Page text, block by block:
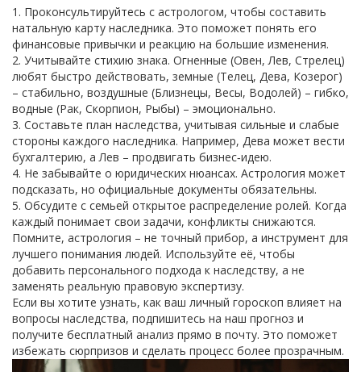
1. Проконсультируйтесь с астрологом, чтобы составить
натальную карту наследника. Это поможет понять его
финансовые привычки и реакцию на большие изменения.
2. Учитывайте стихию знака. Огненные (Овен, Лев, Стрелец)
любят быстро действовать, земные (Телец, Дева, Козерог)
– стабильно, воздушные (Близнецы, Весы, Водолей) – гибко,
водные (Рак, Скорпион, Рыбы) – эмоционально.
3. Составьте план наследства, учитывая сильные и слабые
стороны каждого наследника. Например, Дева может вести
бухгалтерию, а Лев – продвигать бизнес‑идею.
4. Не забывайте о юридических нюансах. Астрология может
подсказать, но официальные документы обязательны.
5. Обсудите с семьей открытое распределение ролей. Когда
каждый понимает свои задачи, конфликты снижаются.
Помните, астрология – не точный прибор, а инструмент для
лучшего понимания людей. Используйте её, чтобы
добавить персонального подхода к наследству, а не
заменять реальную правовую экспертизу.
Если вы хотите узнать, как ваш личный гороскоп влияет на
вопросы наследства, подпишитесь на наш прогноз и
получите бесплатный анализ прямо в почту. Это поможет
избежать сюрпризов и сделать процесс более прозрачным.